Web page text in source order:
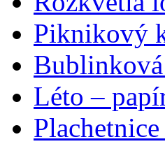
Piknikový
Léto –